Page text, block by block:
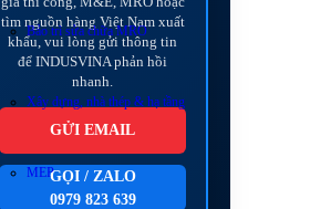
Bảo trì sửa chữa MRO
Xây dựng, nhà thép & hạ tầng
MEP
tìm nguồn hàng Việt Nam xuất
khẩu, vui lòng gửi thông tin
để INDUSVINA phản hồi
nhanh.
GỬI EMAIL
GỌI / ZALO
0979 823 639